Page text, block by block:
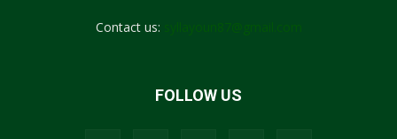
Contact us:
FOLLOW US